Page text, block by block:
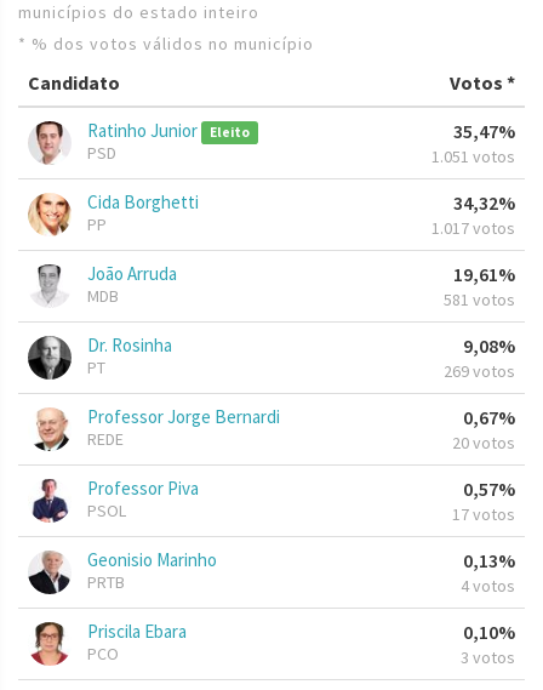
municípios do estado inteiro
* % dos votos válidos no município
Candidato Votos *
Ratinho Junior Eleito
PSD
35,47%
1.051 votos
Cida Borghetti
PP
34,32%
1.017 votos
João Arruda
MDB
19,61%
581 votos
Dr. Rosinha
PT
9,08%
269 votos
Professor Jorge Bernardi
REDE
0,67%
20 votos
Professor Piva
PSOL
0,57%
17 votos
Geonisio Marinho
PRTB
0,13%
4 votos
Priscila Ebara
PCO
0,10%
3 votos